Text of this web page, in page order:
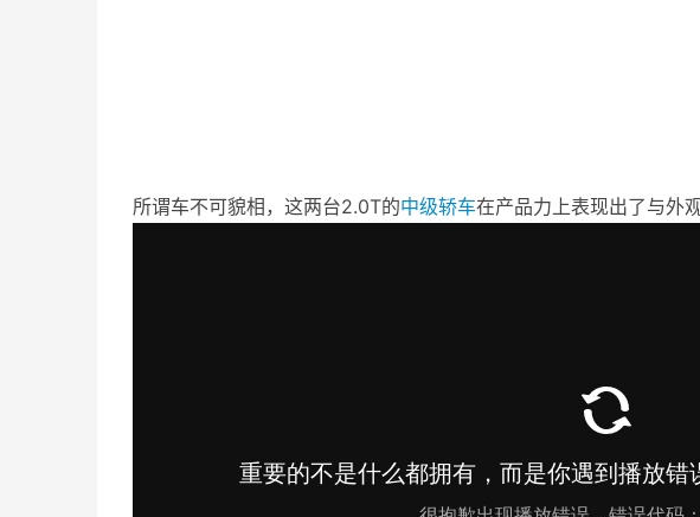
所谓车不可貌相，这两台2.0T的中级轿车在产品力上表现出了与外